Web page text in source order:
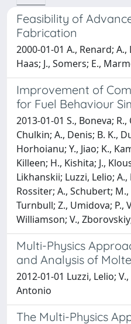
Feasibility of
Fabrication
2000-01-01 A., Renard;
Haas; J., Somers; E.,
Improvement of
for Fuel Behaviour
2013-01-01 S., Boneva;
Chulkin; A., Denis; B. K.,
Horhoianu; Y., Jiao; K.,
Killeen; H., Kishita; J.,
Likhanskii; Luzzi, Lelio;
Rossiter; A., Schubert; M.,
Turnbull; Z., Umidova; P.,
Williamson; V.,
Multi-Physics
and Analysis of
2012-01-01 Luzzi, Lelio;
Antonio
The Multi-Physics